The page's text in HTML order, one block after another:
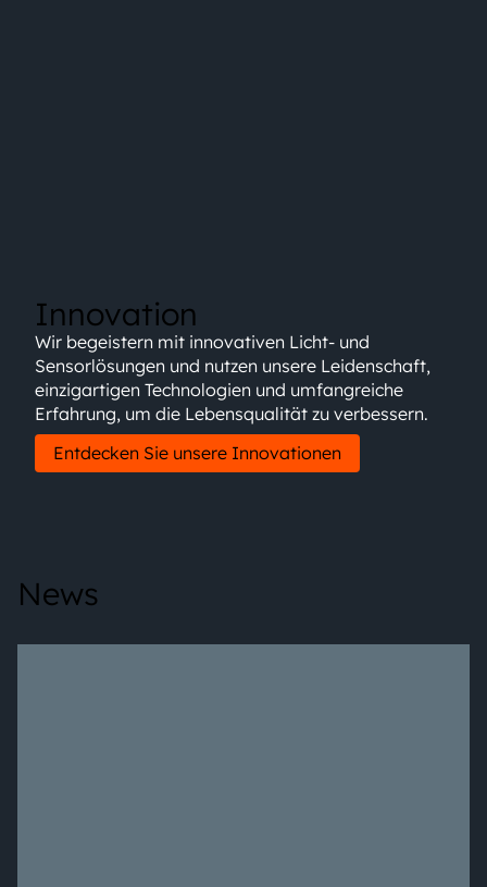
Innovation
Wir begeistern mit innovativen Licht- und
Sensorlösungen und nutzen unsere Leidenschaft,
einzigartigen Technologien und umfangreiche
Erfahrung, um die Lebensqualität zu verbessern.
Entdecken Sie unsere Innovationen
News